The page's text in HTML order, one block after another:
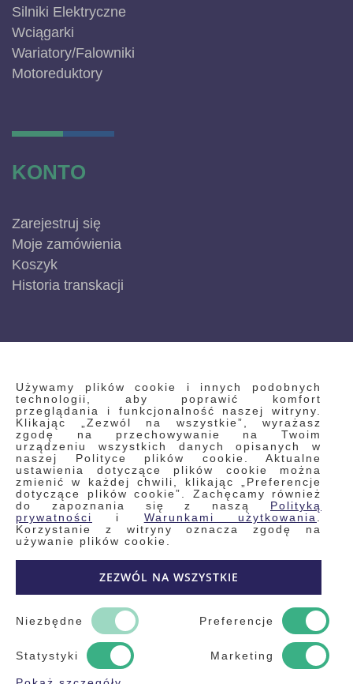
Używamy plików cookie i innych podobnych
technologii, aby poprawić komfort
przeglądania i funkcjonalność naszej witryny.
Klikając „Zezwól na wszystkie”, wyrażasz
zgodę na przechowywanie na Twoim
urządzeniu wszystkich danych opisanych w
naszej Polityce plików cookie. Aktualne
ustawienia dotyczące plików cookie można
zmienić w każdej chwili, klikając „Preferencje
dotyczące plików cookie”. Zachęcamy również
do zapoznania się z naszą Polityką
prywatności
i Warunkami użytkowania
Korzystanie z witryny oznacza zgodę na
używanie plików cookie.
ZEZWÓL NA WSZYSTKIE
Niezbędne Preferencje
Statystyki Marketing
Silniki Elektryczne
Wciągarki
Wariatory/Falowniki
Motoreduktory
KONTO
Zarejestruj się
Moje zamówienia
Koszyk
Historia transkacji
INFORMACJE
Regulamin
Polityka prywatności i pliki cookie
Wyszukiwane frazy
Wyszukiwanie zaawansowane
Zamówienia
Skontaktuj się z nami
Odstąp od umowy
Kontakt